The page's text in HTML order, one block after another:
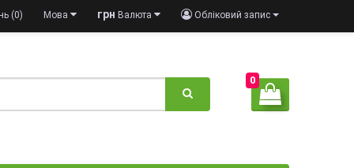
Обліковий запис
грн Валюта
Мова
(0)
0